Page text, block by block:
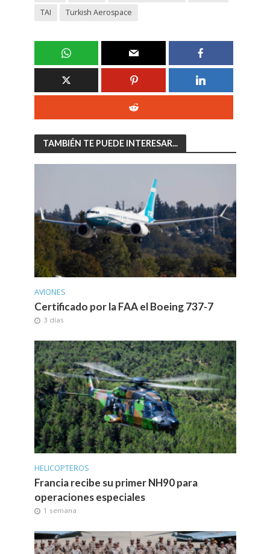
TAI
Turkish Aerospace
TAMBIÉN TE PUEDE INTERESAR...
AVIONES
Certificado por la FAA el Boeing 737-7
3 días
HELICOPTEROS
Francia recibe su primer NH90 para
operaciones especiales
1 semana